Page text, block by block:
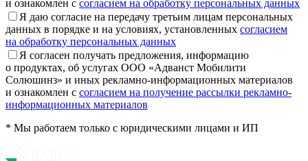
и ознакомлен с согласием на обработку персональных данных
Я даю согласие на передачу третьим лицам персональных
данных в порядке и на условиях, установленных согласием
на обработку персональных данных
Я согласен получать предложения, информацию
о продуктах, об услугах ООО «Адванст Мобилити
Солюшинз» и иных рекламно-информационных материалов
и ознакомлен с согласием на получение рассылки рекламно-
информационных материалов
* Мы работаем только с юридическими лицами и ИП